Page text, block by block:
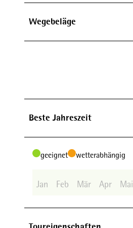
Wegebeläge
Beste Jahreszeit
geeignet wetterabhängig
Jan Feb Mär Apr Mai